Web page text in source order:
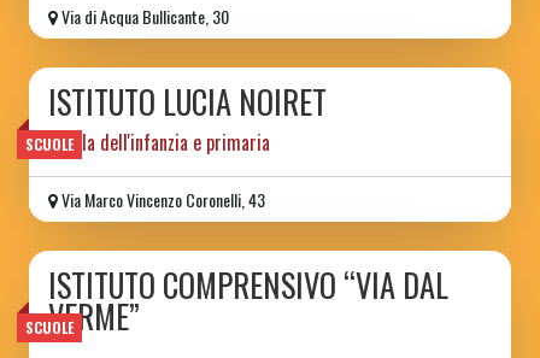
Via di Acqua Bullicante, 30
SCUOLE
ISTITUTO LUCIA NOIRET
scuola dell'infanzia e primaria
Via Marco Vincenzo Coronelli, 43
SCUOLE
ISTITUTO COMPRENSIVO “VIA DAL
VERME”